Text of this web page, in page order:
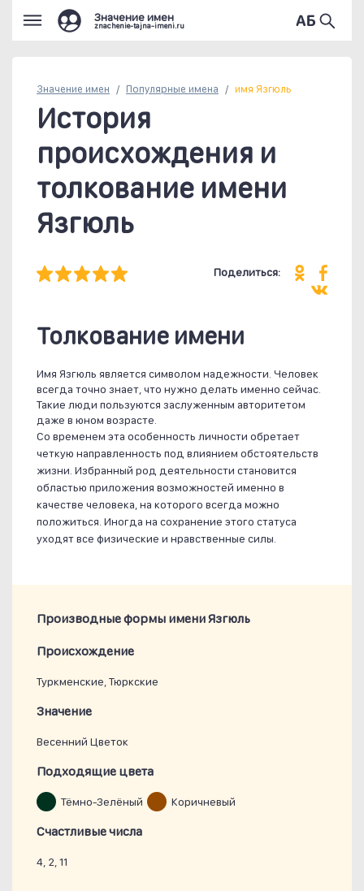
Значение имен
znachenie-tajna-imeni.ru
Значение имен Популярные имена имя Язгюль
История
происхождения и
толкование имени
Язгюль
Поделиться:
Толкование имени
Имя Язгюль является символом надежности. Человек
всегда точно знает, что нужно делать именно сейчас.
Такие люди пользуются заслуженным авторитетом
даже в юном возрасте.
Со временем эта особенность личности обретает
четкую направленность под влиянием обстоятельств
жизни. Избранный род деятельности становится
областью приложения возможностей именно в
качестве человека, на которого всегда можно
положиться. Иногда на сохранение этого статуса
уходят все физические и нравственные силы.
Производные формы имени Язгюль
Проиcхождение
Туркменские, Тюркские
Значение
Весенний Цветок
Подходящие цвета
Тёмно-Зелёный Коричневый
Счастливые числа
4, 2, 11